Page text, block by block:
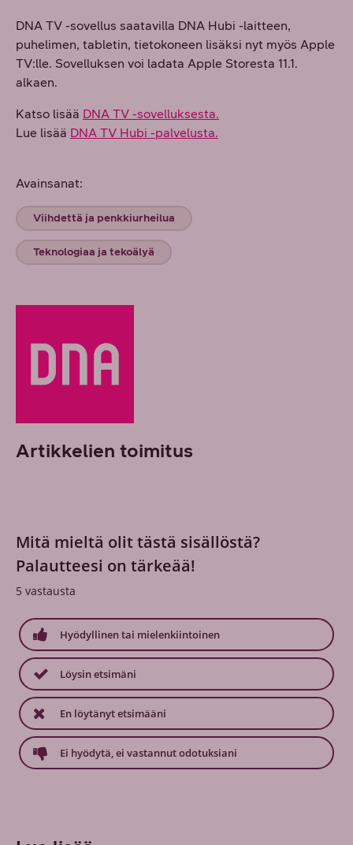
DNA TV -sovellus saatavilla DNA Hubi -laitteen,
puhelimen, tabletin, tietokoneen lisäksi nyt myös Apple
TV:lle. Sovelluksen voi ladata Apple Storesta 11.1.
alkaen.
Katso lisää DNA TV -sovelluksesta.
Lue lisää DNA TV Hubi -palvelusta.
Avainsanat:
Viihdettä ja penkkiurheilua
Teknologiaa ja tekoälyä
Artikkelien toimitus
Mitä mieltä olit tästä sisällöstä?
Palautteesi on tärkeää!
5 vastausta
Hyödyllinen tai mielenkiintoinen
Löysin etsimäni
En löytänyt etsimääni
Ei hyödytä, ei vastannut odotuksiani